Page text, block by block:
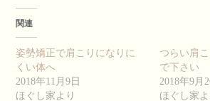
関連
姿勢矯正で肩こりになりに
くい体へ
2018年11月9日
ほぐし家より
つらい肩
で下さい
2018年9月
ほぐし家よ